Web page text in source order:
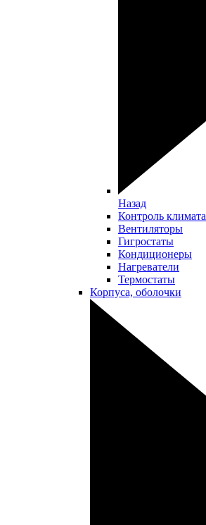
Назад
Контроль климата
Вентиляторы
Гигростаты
Кондиционеры
Нагреватели
Термостаты
Корпуса, оболочки